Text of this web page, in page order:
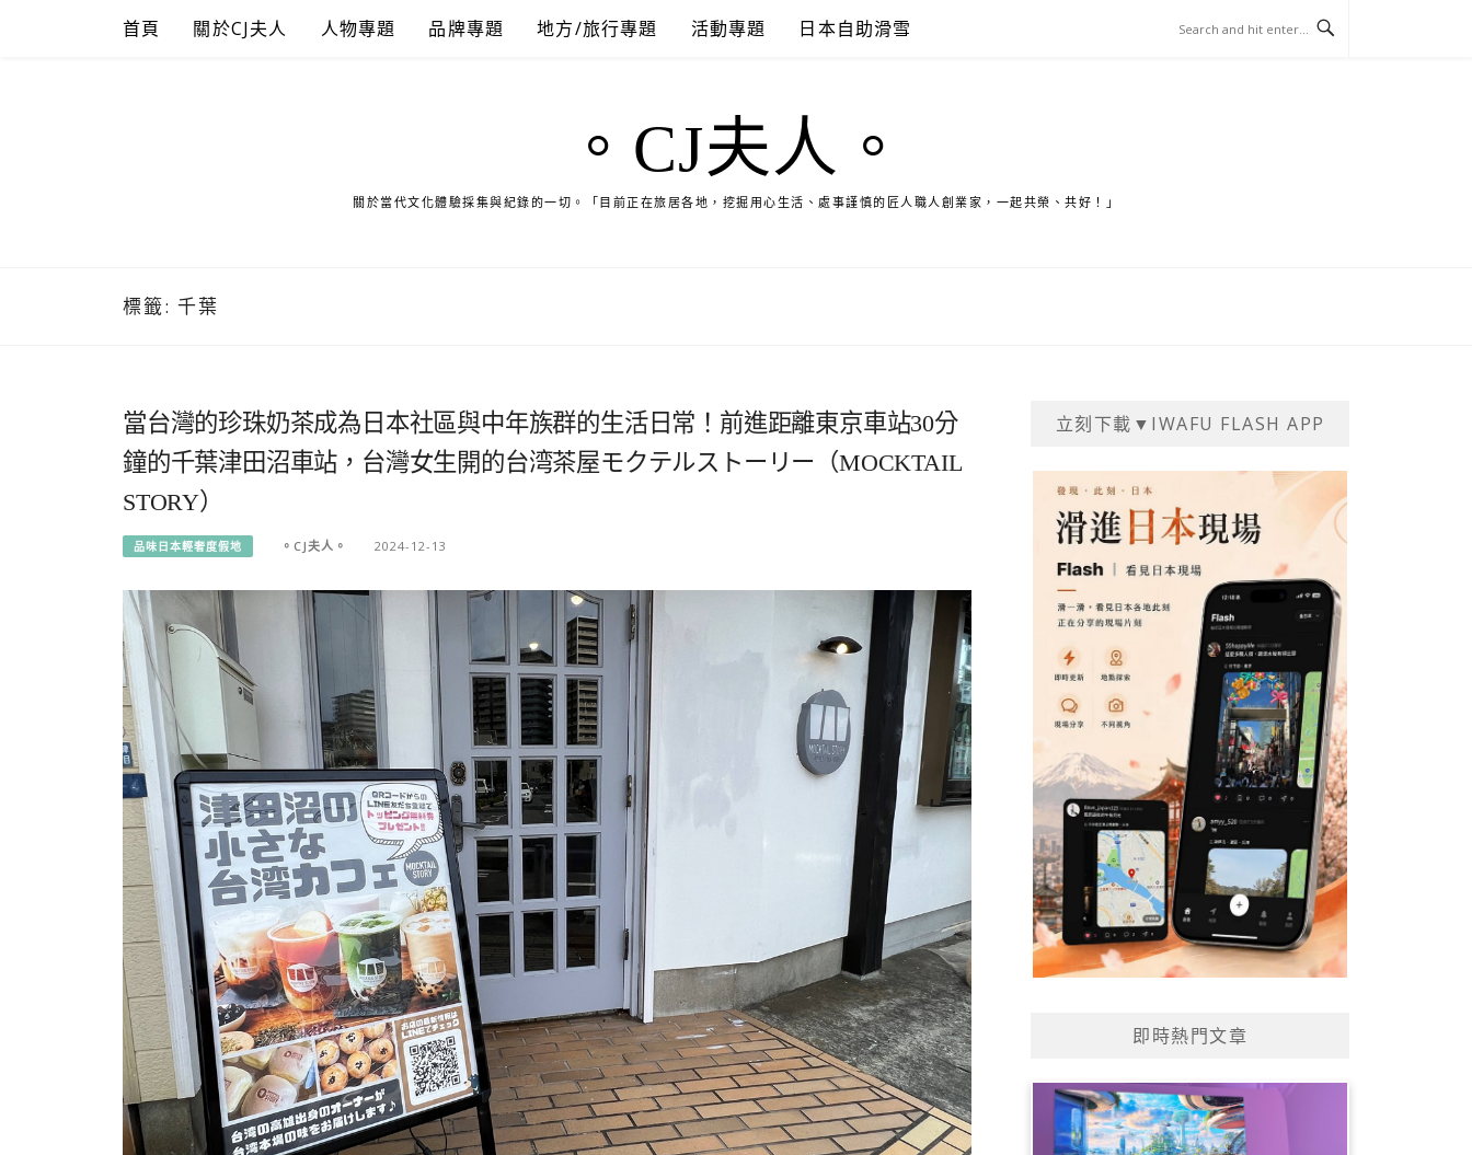
首頁 關於CJ夫人 人物專題 品牌專題 地方/旅行專題 活動專題 日本自助滑雪
。CJ夫人。
關於當代文化體驗採集與紀錄的一切。「目前正在旅居各地，挖掘用心生活、處事謹慎的匠人職人創業家，一起共榮、共好！」
標籤: 千葉
當台灣的珍珠奶茶成為日本社區與中年族群的生活日常！前進距離東京車站30分
鐘的千葉津田沼車站，台灣女生開的台湾茶屋モクテルストーリー（MOCKTAIL
STORY）
品味日本輕奢度假地 。CJ夫人。 2024-12-13
立刻下載▼IWAFU FLASH APP
即時熱門文章